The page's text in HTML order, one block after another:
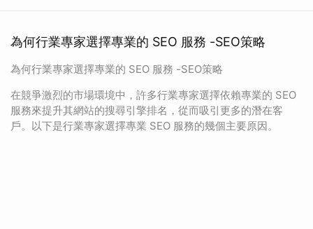
為何行業專家選擇專業的 SEO 服務 -SEO策略
為何行業專家選擇專業的 SEO 服務 -SEO策略
在競爭激烈的市場環境中，許多行業專家選擇依賴專業的 SEO
服務來提升其網站的搜尋引擎排名，從而吸引更多的潛在客
戶。以下是行業專家選擇專業 SEO 服務的幾個主要原因。